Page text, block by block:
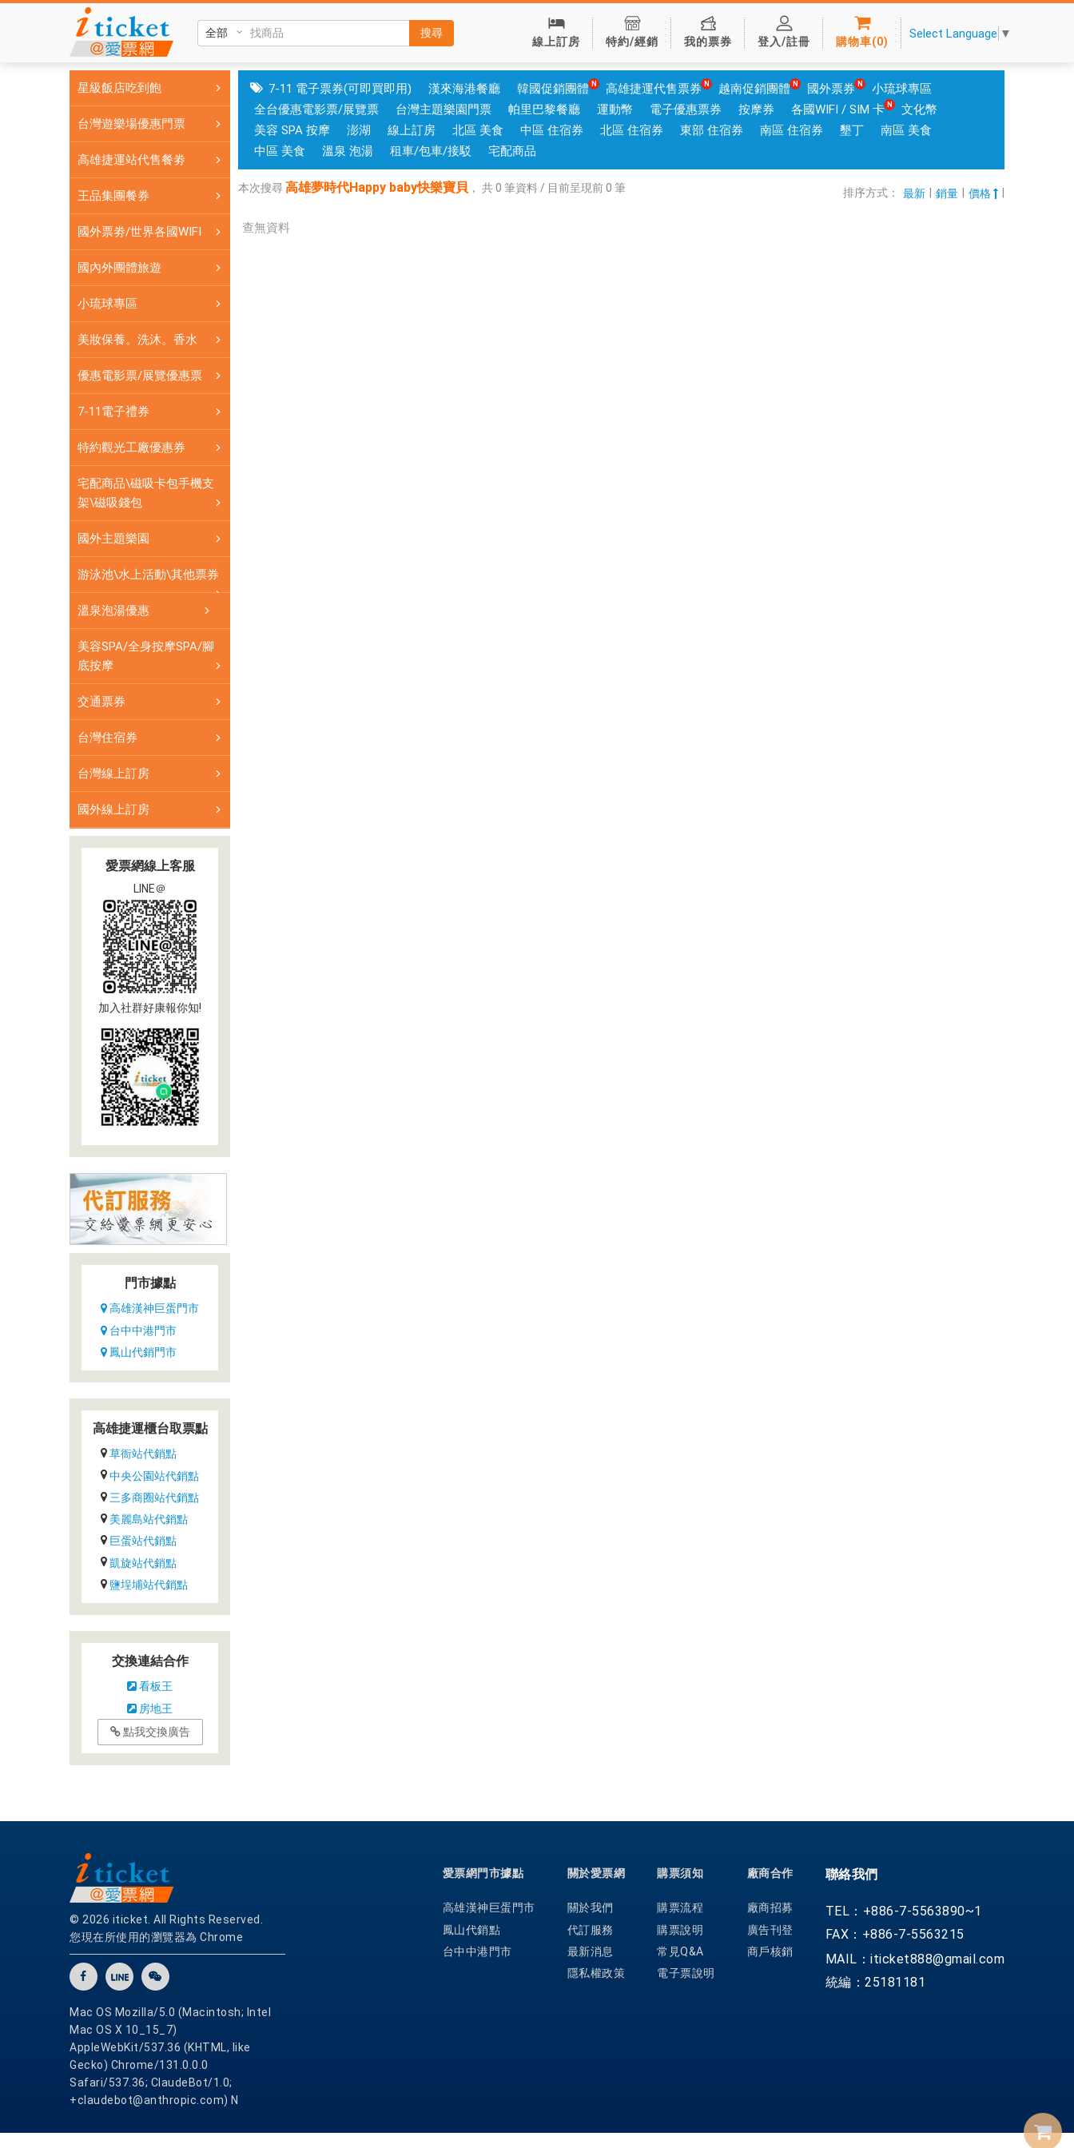
時
baby
快
樂
銷
售
式
券
應
有
盡
搜尋
線上訂房 特約/經銷 我的票券 登入/註冊 購物車(0)
Select Language ▼
星級飯店吃到飽
台灣遊樂場優惠門票
高雄捷運站代售餐劵
王品集團餐券
國外票劵/世界各國WIFI
國內外團體旅遊
小琉球專區
美妝保養。洗沐。香水
優惠電影票/展覽優惠票
7-11電子禮券
特約觀光工廠優惠券
宅配商品\磁吸卡包手機支
架\磁吸錢包
國外主題樂園
游泳池\水上活動\其他票券
溫泉泡湯優惠
美容SPA/全身按摩SPA/腳
底按摩
交通票券
台灣住宿券
台灣線上訂房
國外線上訂房
愛票網線上客服
LINE＠
加入社群好康報你知!
門市據點
高雄漢神巨蛋門市
台中中港門市
鳳山代銷門市
高雄捷運櫃台取票點
草衙站代銷點
中央公園站代銷點
三多商圈站代銷點
美麗島站代銷點
巨蛋站代銷點
凱旋站代銷點
鹽埕埔站代銷點
交換連結合作
看板王
房地王
點我交換廣告
7-11 電子票券(可即買即用) 漢來海港餐廳 韓國促銷團體 高雄捷運代售票券 越南促銷團體 國外票券
小琉球專區
全台優惠電影票/展覽票
台灣主題樂園門票 帕里巴黎餐廳 運動幣 電子優惠票券 按摩券 各國WIFI / SIM 卡
文化幣
美容 SPA 按摩
澎湖 線上訂房 北區 美食 中區 住宿券 北區 住宿券 東部 住宿券 南區 住宿券 墾丁
南區 美食
中區 美食
溫泉 泡湯 租車/包車/接駁 宅配商品
本次搜尋 高雄夢時代Happy baby快樂寶貝 ， 共0 筆資料 / 目前呈現前0 筆 排序方式： 最新 銷量 價格
查無資料
© 2026 iticket. All Rights Reserved.
您現在所使用的瀏覽器為 Chrome
Mac OS Mozilla/5.0 (Macintosh; Intel
Mac OS X 10_15_7)
AppleWebKit/537.36 (KHTML, like
Gecko) Chrome/131.0.0.0
Safari/537.36; ClaudeBot/1.0;
+claudebot@anthropic.com) N
聯絡我們
TEL：+886-7-5563890~1
FAX：+886-7-5563215
MAIL：iticket888@gmail.com
統編：25181181
廠商合作
廠商招募
廣告刊登
商戶核銷
購票須知
購票流程
購票說明
常見Q&A
電子票說明
關於愛票網
關於我們
代訂服務
最新消息
隱私權政策
愛票網門市據點
高雄漢神巨蛋門市
鳳山代銷點
台中中港門市